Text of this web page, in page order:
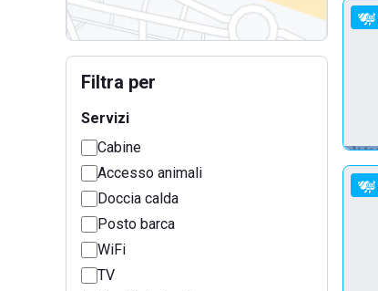
Filtra per
Servizi
Cabine
Accesso animali
Doccia calda
Posto barca
WiFi
TV